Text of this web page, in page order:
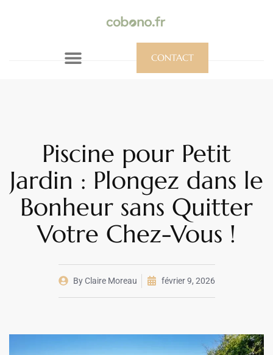
CONTACT
Piscine pour Petit
Jardin : Plongez dans le
Bonheur sans Quitter
Votre Chez-Vous !
ByClaire Moreau février 9, 2026